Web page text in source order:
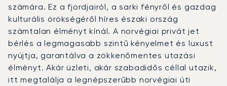
számára. Ez a fjordjairól, a sarki fényről és gazdag
kulturális örökségéről híres északi ország
számtalan élményt kínál. A norvégiai privát jet
bérlés a legmagasabb szintű kényelmet és luxust
nyújtja, garantálva a zökkenőmentes utazási
élményt. Akár üzleti, akár szabadidős céllal utazik,
itt megtalálja a legnépszerűbb norvégiai úti